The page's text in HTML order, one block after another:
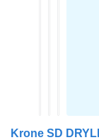
Krone SD